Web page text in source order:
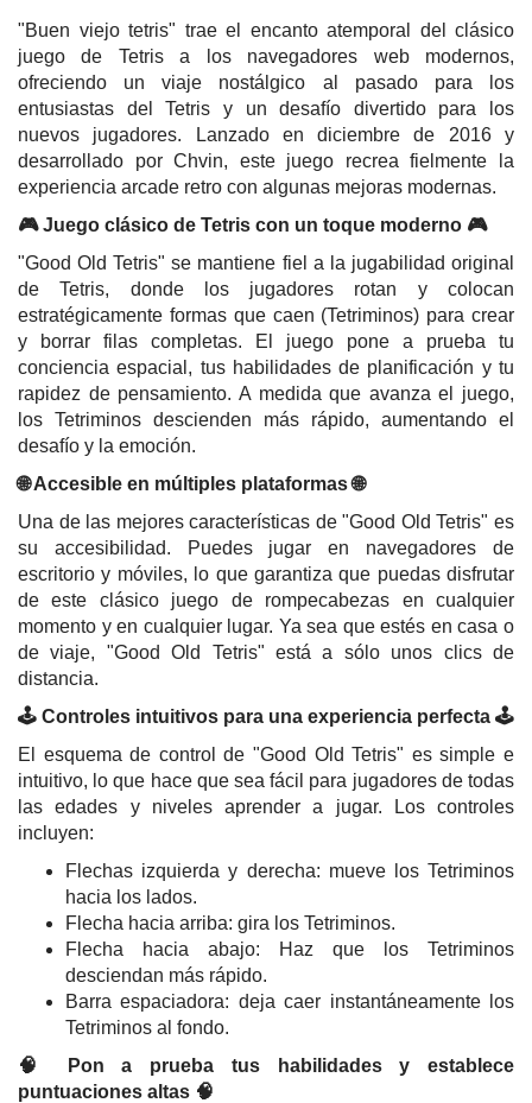
"Buen viejo tetris" trae el encanto atemporal del clásico
juego de Tetris a los navegadores web modernos,
ofreciendo un viaje nostálgico al pasado para los
entusiastas del Tetris y un desafío divertido para los
nuevos jugadores. Lanzado en diciembre de 2016 y
desarrollado por Chvin, este juego recrea fielmente la
experiencia arcade retro con algunas mejoras modernas.
🎮 Juego clásico de Tetris con un toque moderno 🎮
"Good Old Tetris" se mantiene fiel a la jugabilidad original
de Tetris, donde los jugadores rotan y colocan
estratégicamente formas que caen (Tetriminos) para crear
y borrar filas completas. El juego pone a prueba tu
conciencia espacial, tus habilidades de planificación y tu
rapidez de pensamiento. A medida que avanza el juego,
los Tetriminos descienden más rápido, aumentando el
desafío y la emoción.
🌐 Accesible en múltiples plataformas 🌐
Una de las mejores características de "Good Old Tetris" es
su accesibilidad. Puedes jugar en navegadores de
escritorio y móviles, lo que garantiza que puedas disfrutar
de este clásico juego de rompecabezas en cualquier
momento y en cualquier lugar. Ya sea que estés en casa o
de viaje, "Good Old Tetris" está a sólo unos clics de
distancia.
🕹️ Controles intuitivos para una experiencia perfecta 🕹️
El esquema de control de "Good Old Tetris" es simple e
intuitivo, lo que hace que sea fácil para jugadores de todas
las edades y niveles aprender a jugar. Los controles
incluyen:
Flechas izquierda y derecha: mueve los Tetriminos
hacia los lados.
Flecha hacia arriba: gira los Tetriminos.
Flecha hacia abajo: Haz que los Tetriminos
desciendan más rápido.
Barra espaciadora: deja caer instantáneamente los
Tetriminos al fondo.
🧠 Pon a prueba tus habilidades y establece
puntuaciones altas 🧠